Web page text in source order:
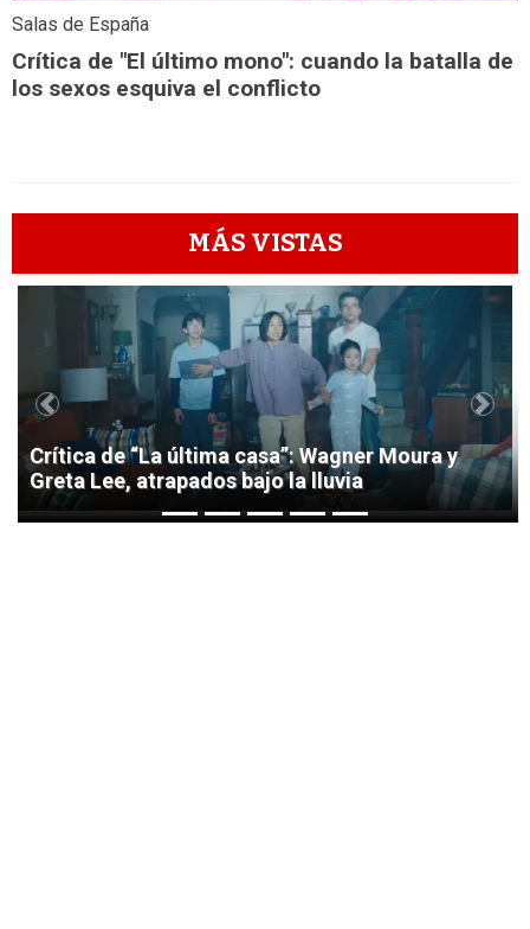
Salas de España
Crítica de "El último mono": cuando la batalla de
los sexos esquiva el conflicto
MÁS VISTAS
1
Crítica de “La última casa”: Wagner Moura y
Greta Lee, atrapados bajo la lluvia
Previous Next